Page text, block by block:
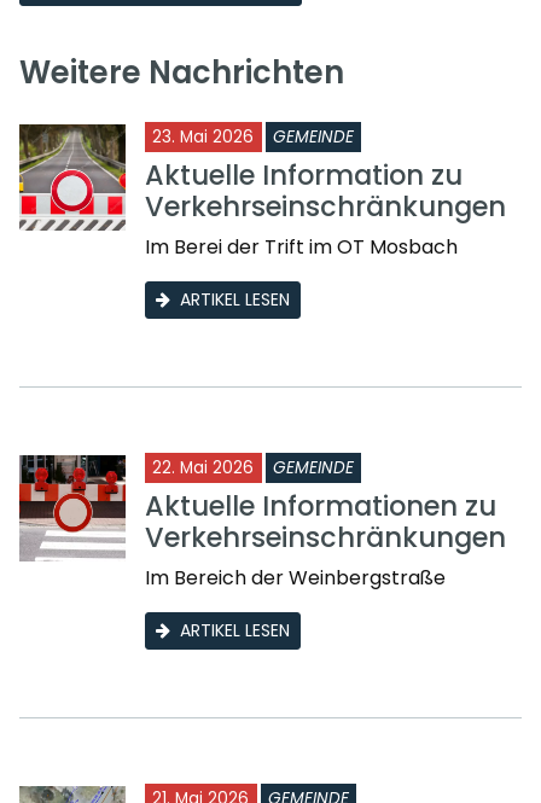
Weitere Nachrichten
23. Mai 2026 GEMEINDE
Aktuelle Information zu
Verkehrseinschränkungen
Im Berei der Trift im OT Mosbach
ARTIKEL LESEN
22. Mai 2026 GEMEINDE
Aktuelle Informationen zu
Verkehrseinschränkungen
Im Bereich der Weinbergstraße
ARTIKEL LESEN